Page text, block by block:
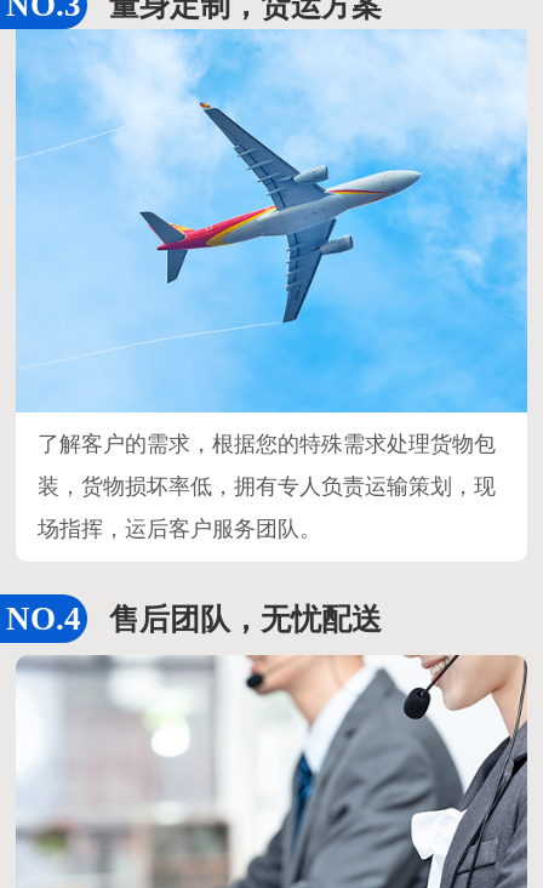
了解客户的需求，根据您的特殊需求处理货物包
装，货物损坏率低，拥有专人负责运输策划，现
场指挥，运后客户服务团队。
售后团队，无忧配送